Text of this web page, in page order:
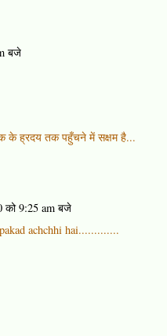
बजे
के ह्रदय तक पहुँचने में सक्षम है...
को 9:25 am बजे
achchhi hai.............